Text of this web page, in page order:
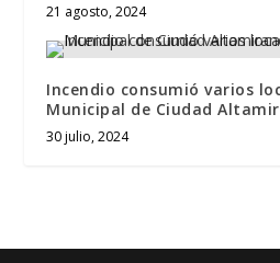
21 agosto, 2024
Incendio consumió varios
Municipal de Ciudad
30 julio, 2024